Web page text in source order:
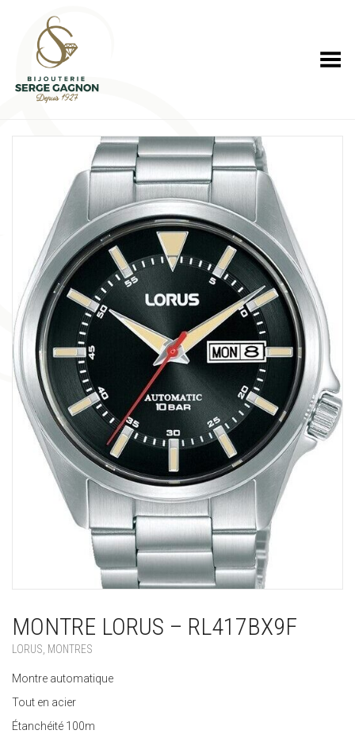
Toggle Menu
MONTRE LORUS – RL417BX9F
LORUS MONTRES
Montre automatique
Tout en acier
Étanchéité 100m